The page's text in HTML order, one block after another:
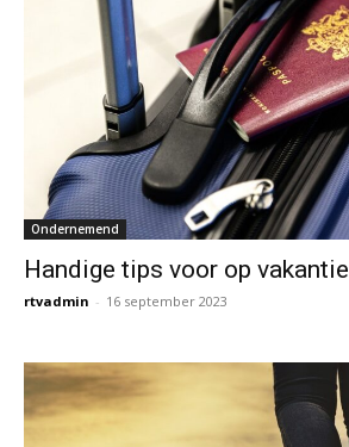
Ondernemend
Handige tips voor op vakantie
rtvadmin - 16 september 2023